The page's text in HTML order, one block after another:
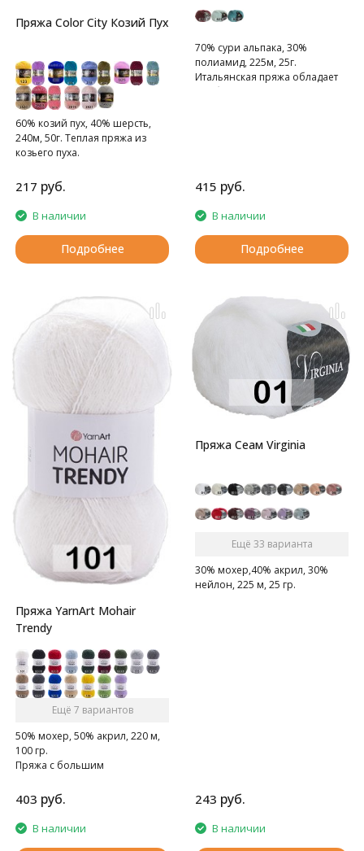
Пряжа Color City Козий Пух
60% козий пух, 40% шерсть,
240м, 50г. Теплая пряжа из
козьего пуха.
217 руб.
В наличии
Подробнее
70% сури альпака, 30%
полиамид, 225м, 25г.
Итальянская пряжа обладает
необыкновенной мягкостью и
415 руб.
В наличии
Подробнее
Пряжа YarnArt Mohair
Trendy
Ещё 7 вариантов
50% мохер, 50% акрил, 220 м,
100 гр.
Пряжа с большим
403 руб.
В наличии
Пряжа Сеам Virginia
Ещё 33 варианта
30% мохер,40% акрил, 30%
нейлон, 225 м, 25 гр.
243 руб.
В наличии